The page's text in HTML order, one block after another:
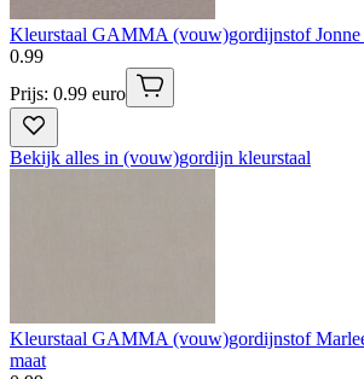
Kleurstaal GAMMA (vouw)gordijnstof Jonne
0.99
Prijs: 0.99 euro
Bekijk alles in (vouw)gordijn kleurstaal
Kleurstaal GAMMA (vouw)gordijnstof
maat